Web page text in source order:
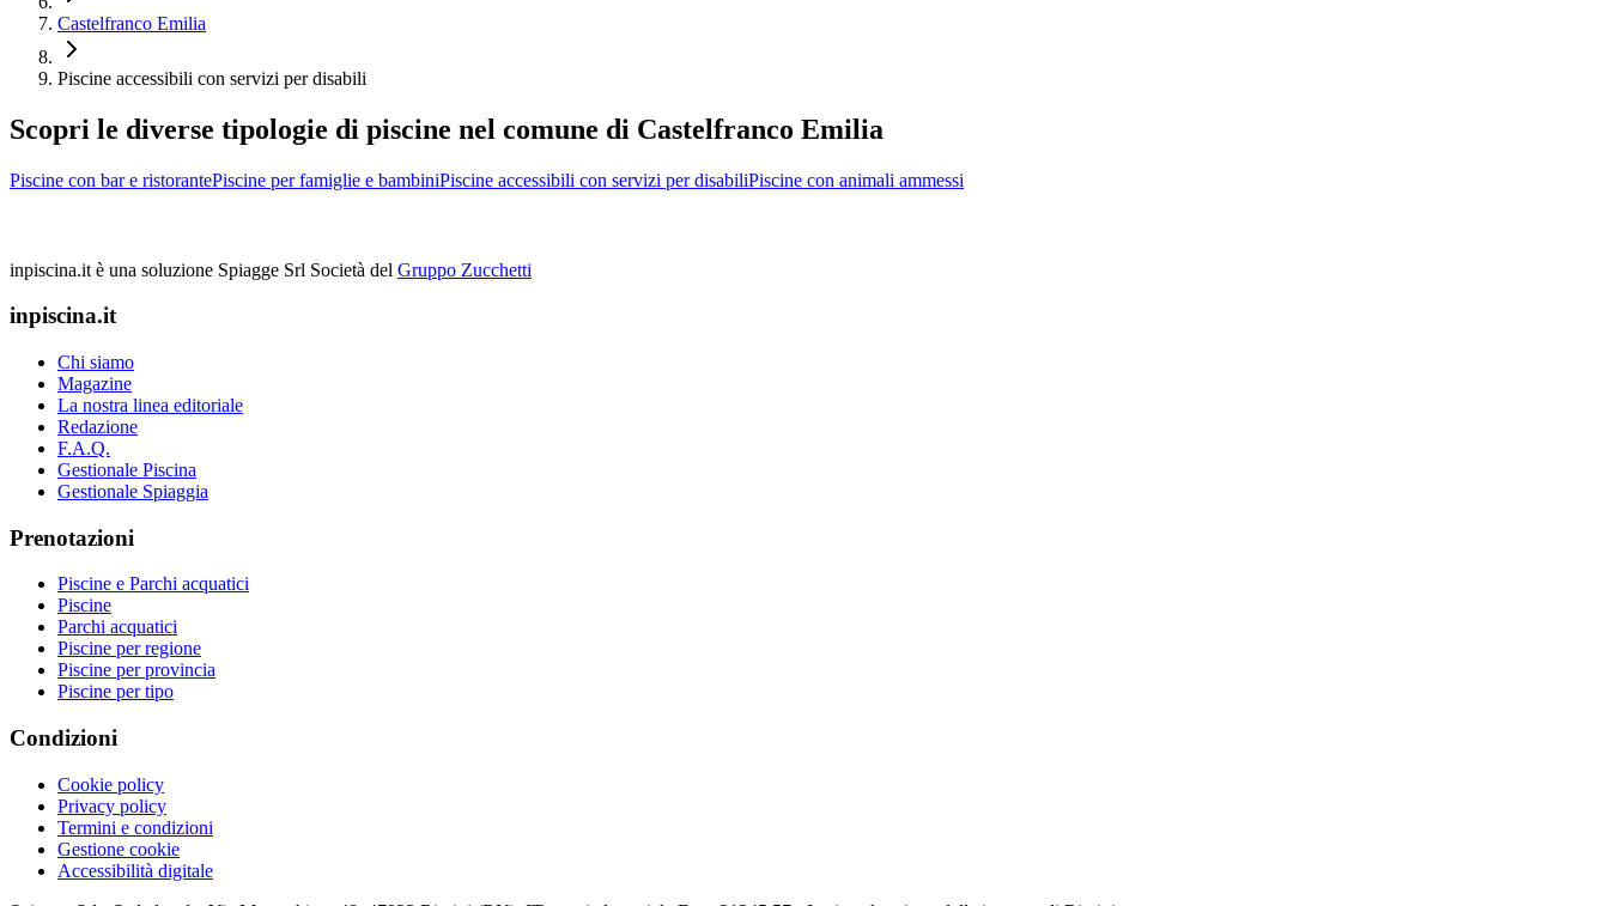
Castelfranco Emilia
Piscine accessibili con servizi per disabili
Scopri le diverse tipologie di piscine nel comune di Castelfranco Emilia
Piscine con bar e ristorantePiscine per famiglie e bambiniPiscine accessibili con servizi per disabiliPiscine con animali ammessi
inpiscina.it è una soluzione Spiagge Srl Società del Gruppo Zucchetti
inpiscina.it
Chi siamo
Magazine
La nostra linea editoriale
Redazione
F.A.Q.
Gestionale Piscina
Gestionale Spiaggia
Prenotazioni
Piscine e Parchi acquatici
Piscine
Parchi acquatici
Piscine per regione
Piscine per provincia
Piscine per tipo
Condizioni
Cookie policy
Privacy policy
Termini e condizioni
Gestione cookie
Accessibilità digitale